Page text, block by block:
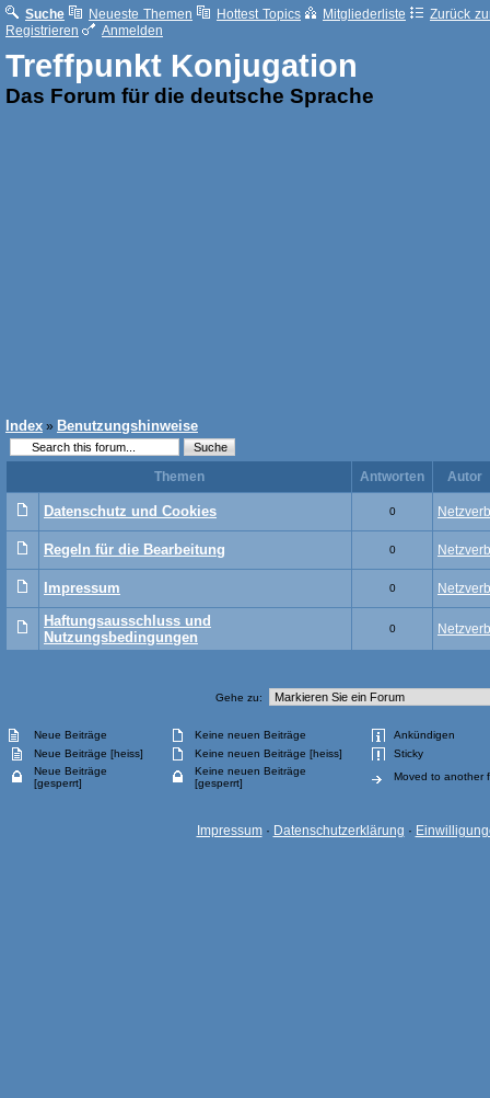
Suche Neueste Themen Hottest Topics Mitgliederliste
Zurück
Registrieren
Anmelden
Treffpunkt Konjugation
Das Forum für die deutsche Sprache
Index » Benutzungshinweise
Themen Antworten Autor
Datenschutz und Cookies 0 Netzverb
Regeln für die Bearbeitung 0 Netzverb
Impressum 0 Netzverb
Haftungsausschluss und
Nutzungsbedingungen
0 Netzverb
Gehe zu:
Neue Beiträge Keine neuen Beiträge
Ankündigen
Neue Beiträge [heiss]
Keine neuen Beiträge [heiss]
Sticky
Neue Beiträge
[gesperrt]
Keine neuen Beiträge
[gesperrt]
Moved to another
Impressum· Datenschutzerklärung ·